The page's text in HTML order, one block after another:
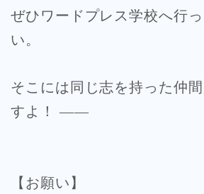
ぜひワードプレス学校へ行
い。
そこには同じ志を持った仲
すよ！ ——
【お願い】